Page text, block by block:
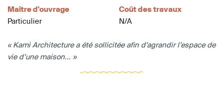
Maître d'ouvrage
Particulier
Coût des travaux
N/A
« Kami Architecture a été sollicitée afin d’agrandir l’espace de
vie d’une maison... »